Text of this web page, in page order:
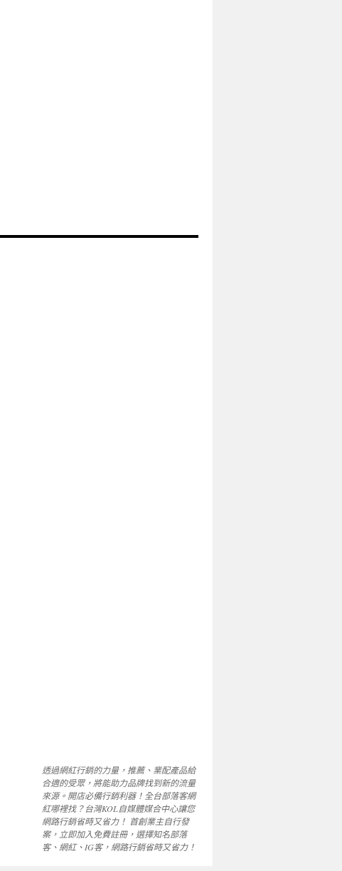
透過網紅行銷的力量，推薦、業配產品給
合適的受眾，將能助力品牌找到新的流量
來源。開店必備行銷利器！全台部落客網
紅哪裡找？台灣KOL自媒體媒合中心讓您
網路行銷省時又省力！ 首創業主自行發
案，立即加入免費註冊，選擇知名部落
客、網紅、IG客，網路行銷省時又省力！